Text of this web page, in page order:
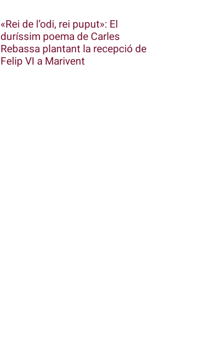
«Rei de l’odi, rei puput»: El
duríssim poema de Carles
Rebassa plantant la recepció de
Felip VI a Marivent